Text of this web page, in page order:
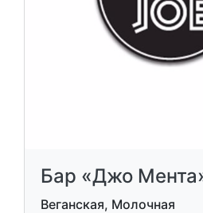
Бар «Джо
Веганская, Молочная